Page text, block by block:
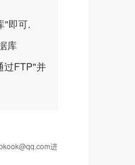
"即可.
库
过FTP"并
进